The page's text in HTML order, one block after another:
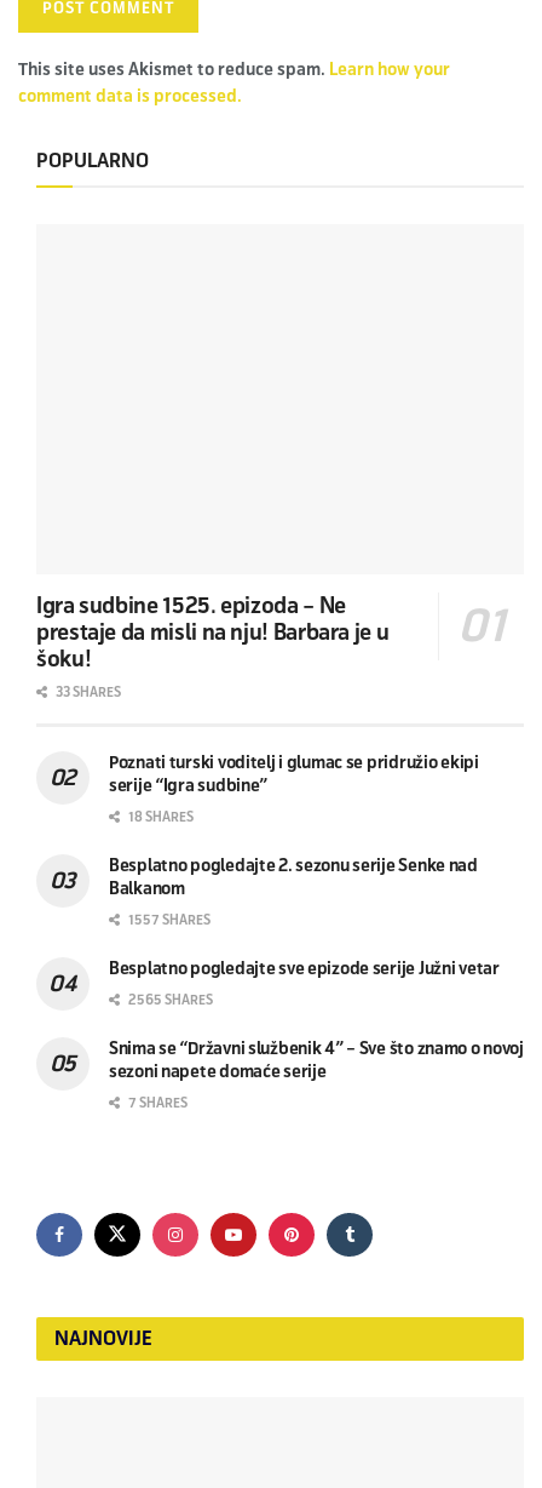
This site uses Akismet to reduce spam. Learn how your
comment data is processed.
POPULARNO
Igra sudbine 1525. epizoda – Ne
prestaje da misli na nju! Barbara je u
šoku!
33 SHARES
Poznati turski voditelj i glumac se pridružio ekipi
serije “Igra sudbine”
18 SHARES
Besplatno pogledajte 2. sezonu serije Senke nad
Balkanom
1557 SHARES
Besplatno pogledajte sve epizode serije Južni vetar
2565 SHARES
Snima se “Državni službenik 4” – Sve što znamo o novoj
sezoni napete domaće serije
7 SHARES
NAJNOVIJE